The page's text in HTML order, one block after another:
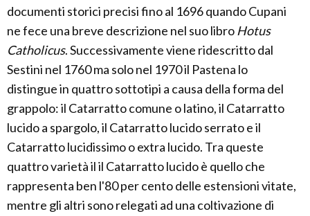
documenti storici precisi fino al 1696 quando Cupani
ne fece una breve descrizione nel suo libro Hotus
Catholicus. Successivamente viene ridescritto dal
Sestini nel 1760 ma solo nel 1970 il Pastena lo
distingue in quattro sottotipi a causa della forma del
grappolo: il Catarratto comune o latino, il Catarratto
lucido a spargolo, il Catarratto lucido serrato e il
Catarratto lucidissimo o extra lucido. Tra queste
quattro varietà il il Catarratto lucido è quello che
rappresenta ben l'80 per cento delle estensioni vitate,
mentre gli altri sono relegati ad una coltivazione di